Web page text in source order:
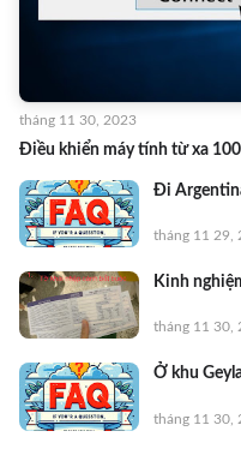
Điều khiển máy tính từ xa
tháng 11 30, 2023
Đi
tháng 11 29,
Kinh
tháng 11 30,
Ở khu
tháng 11 30,